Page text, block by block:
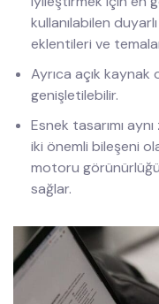
kullanılabilen
eklentileri ve
Ayrıca açık
genişletilebilir.
Esnek tasarımı
iki önemli bileşeni
motoru
sağlar.